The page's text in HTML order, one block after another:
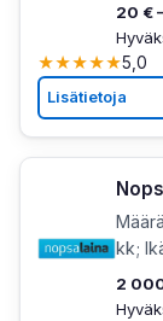
20 €
★★★★★5,0
Lisätietoja
kk;
2